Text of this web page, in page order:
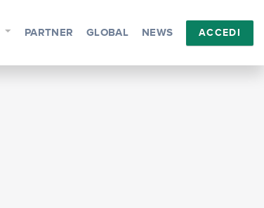
PARTNER GLOBAL NEWS ACCEDI